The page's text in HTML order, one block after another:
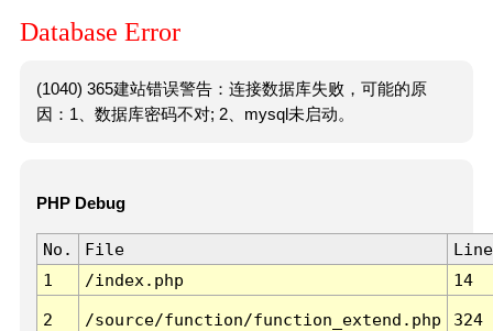
Database Error
(1040) 365建站错误警告：连接数据库失败，可能的原
因：1、数据库密码不对; 2、mysql未启动。
PHP Debug
No. File
Line
1
/index.php 14
2 /source/function/function_extend.php 324